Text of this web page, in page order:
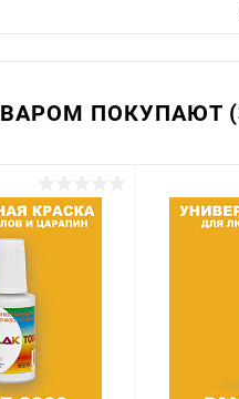
ПОКУПАЮТ